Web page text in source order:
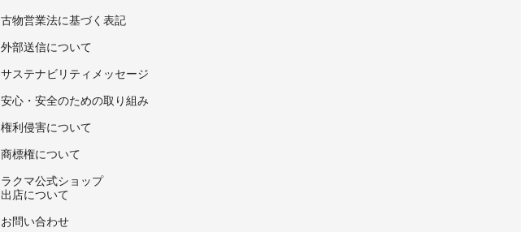
古物営業法に基づく表記
外部送信について
サステナビリティメッセージ
安心・安全のための取り組み
権利侵害について
商標権について
ラクマ公式ショップ
出店について
お問い合わせ